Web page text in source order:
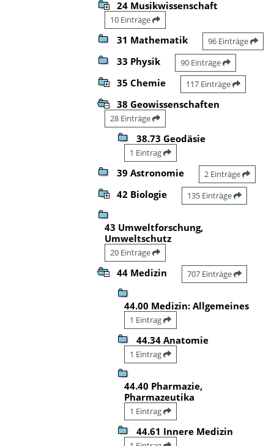
24 Musikwissenschaft
10 Einträge
31 Mathematik 96 Einträge
33 Physik 90 Einträge
35 Chemie 117 Einträge
38 Geowissenschaften
28 Einträge
38.73 Geodäsie
1 Eintrag
39 Astronomie 2 Einträge
42 Biologie 135 Einträge
43 Umweltforschung,
Umweltschutz
20 Einträge
44 Medizin 707 Einträge
44.00 Medizin: Allgemeines
1 Eintrag
44.34 Anatomie
1 Eintrag
44.40 Pharmazie,
Pharmazeutika
1 Eintrag
44.61 Innere Medizin